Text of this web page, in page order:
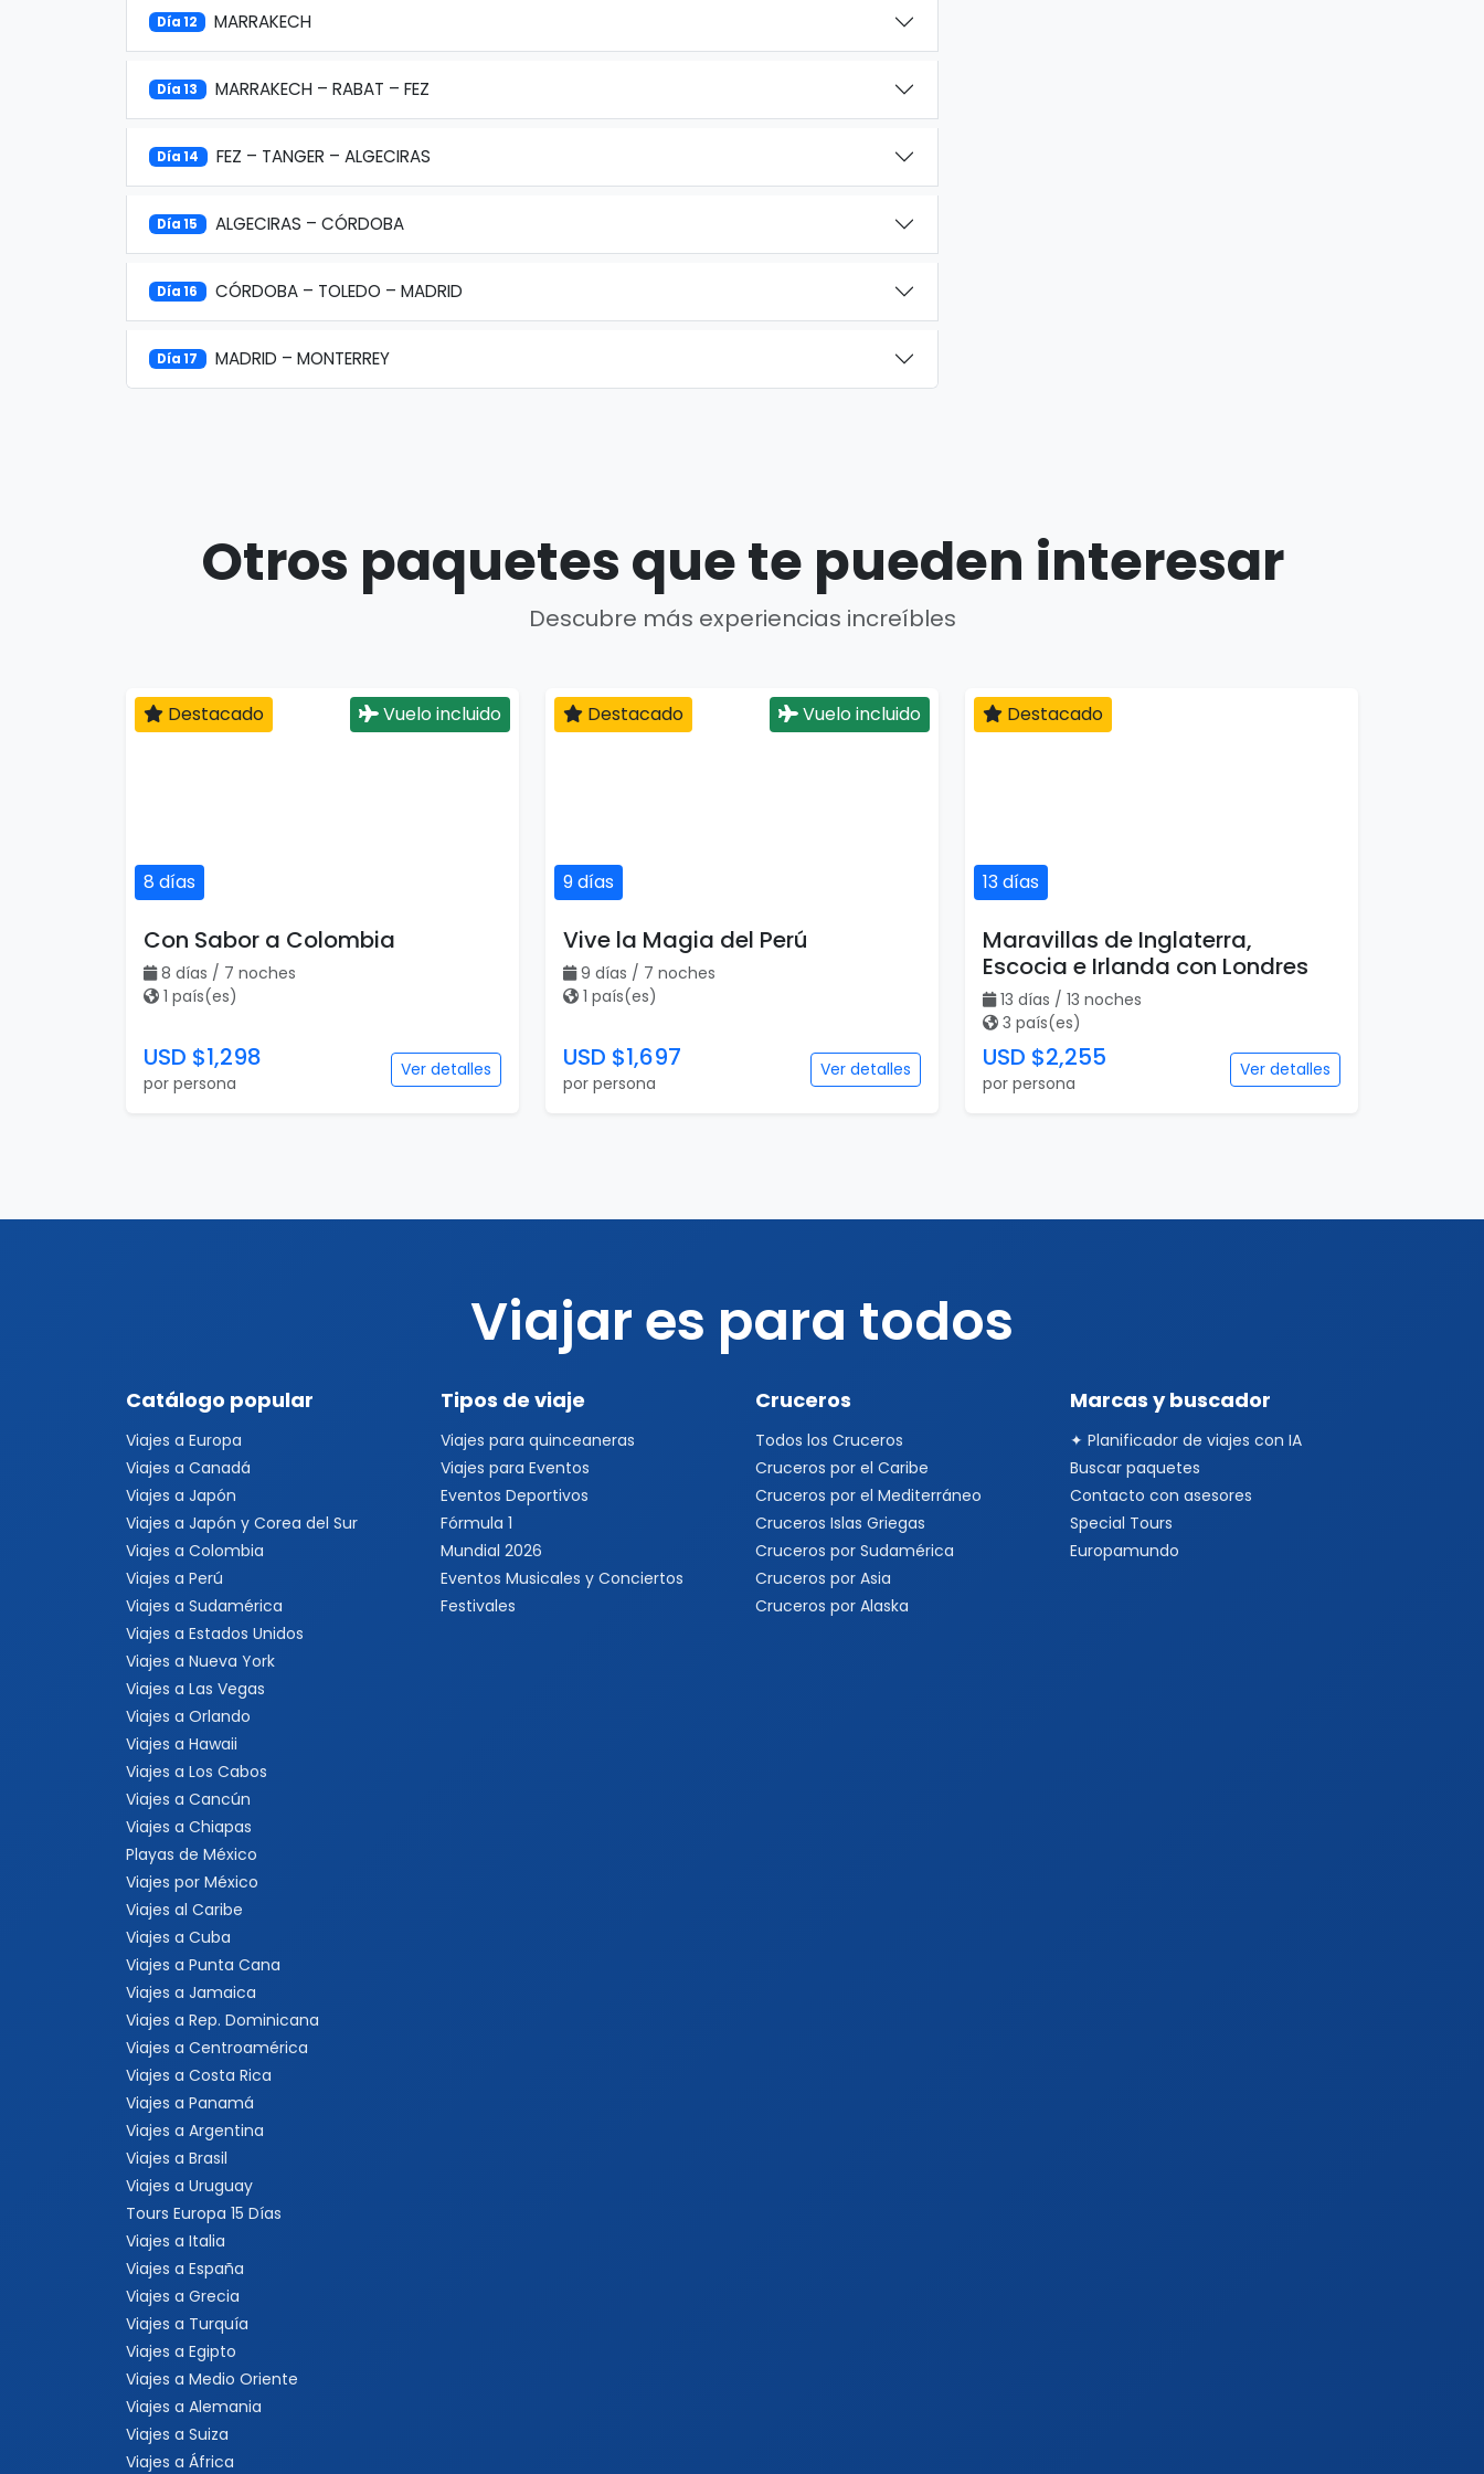
Día 12 MARRAKECH
Día 13 MARRAKECH – RABAT – FEZ
Día 14 FEZ – TANGER – ALGECIRAS
Día 15 ALGECIRAS – CÓRDOBA
Día 16 CÓRDOBA – TOLEDO – MADRID
Día 17 MADRID – MONTERREY
Otros paquetes que te pueden interesar
Descubre más experiencias increíbles
8 días
Destacado Vuelo incluido
Con Sabor a Colombia
8 días / 7 noches
1 país(es)
USD $1,298
por persona
Ver detalles
9 días
Destacado Vuelo incluido
Vive la Magia del Perú
9 días / 7 noches
1 país(es)
USD $1,697
por persona
Ver detalles
13 días
Destacado
Maravillas de Inglaterra,
Escocia e Irlanda con Londres
13 días / 13 noches
3 país(es)
USD $2,255
por persona
Ver detalles
Viajar es para todos
Catálogo popular
Viajes a Europa
Viajes a Canadá
Viajes a Japón
Viajes a Japón y Corea del Sur
Viajes a Colombia
Viajes a Perú
Viajes a Sudamérica
Viajes a Estados Unidos
Viajes a Nueva York
Viajes a Las Vegas
Viajes a Orlando
Viajes a Hawaii
Viajes a Los Cabos
Viajes a Cancún
Viajes a Chiapas
Playas de México
Viajes por México
Viajes al Caribe
Viajes a Cuba
Viajes a Punta Cana
Viajes a Jamaica
Viajes a Rep. Dominicana
Viajes a Centroamérica
Viajes a Costa Rica
Viajes a Panamá
Viajes a Argentina
Viajes a Brasil
Viajes a Uruguay
Tours Europa 15 Días
Viajes a Italia
Viajes a España
Viajes a Grecia
Viajes a Turquía
Viajes a Egipto
Viajes a Medio Oriente
Viajes a Alemania
Viajes a Suiza
Viajes a África
Tipos de viaje
Viajes para quinceaneras
Viajes para Eventos
Eventos Deportivos
Fórmula 1
Mundial 2026
Eventos Musicales y Conciertos
Festivales
Cruceros
Todos los Cruceros
Cruceros por el Caribe
Cruceros por el Mediterráneo
Cruceros Islas Griegas
Cruceros por Sudamérica
Cruceros por Asia
Cruceros por Alaska
Marcas y buscador
✦ Planificador de viajes con IA
Buscar paquetes
Contacto con asesores
Special Tours
Europamundo